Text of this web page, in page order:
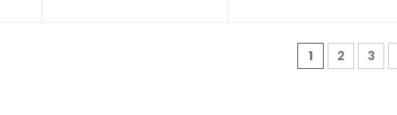
1 2 3